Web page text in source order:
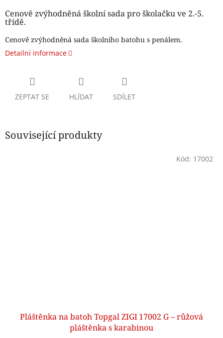
Cenově zvýhodněná školní sada pro školačku ve 2.-5.
třídě.
Cenově zvýhodněná sada školního batohu s penálem.
Detailní informace
ZEPTAT SE HLÍDAT SDÍLET
Související produkty
Pláštěnka na batoh Topgal ZIGI 17002 G – růžová
pláštěnka s karabinou
Kód: 17002